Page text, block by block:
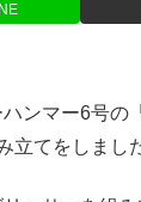
ンマー6号の
立てをしまし